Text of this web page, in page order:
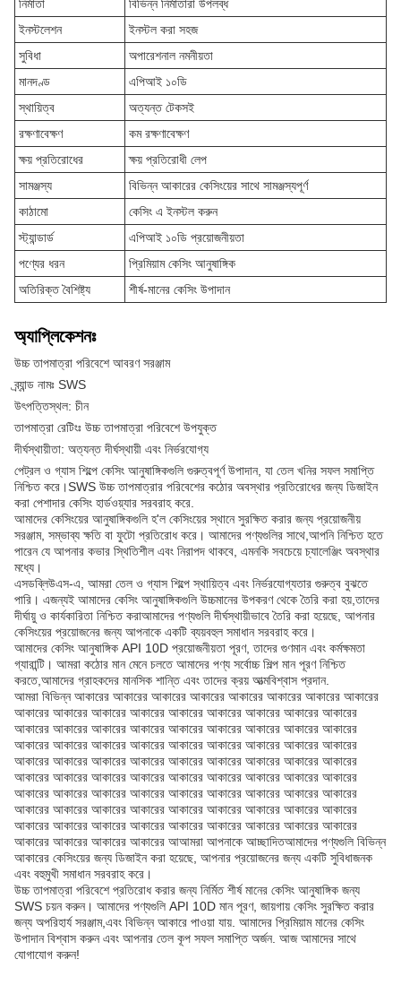
নির্মাতা
বিভিন্ন নির্মাতারা উপলব্ধ
ইনস্টলেশন
ইনস্টল করা সহজ
সুবিধা
অপারেশনাল নমনীয়তা
মানদণ্ড
এপিআই ১০ডি
স্থায়িত্ব
অত্যন্ত টেকসই
রক্ষণাবেক্ষণ
কম রক্ষণাবেক্ষণ
ক্ষয় প্রতিরোধের
ক্ষয় প্রতিরোধী লেপ
সামঞ্জস্য
বিভিন্ন আকারের কেসিংয়ের সাথে সামঞ্জস্যপূর্ণ
কাঠামো
কেসিং এ ইনস্টল করুন
স্ট্যান্ডার্ড
এপিআই ১০ডি প্রয়োজনীয়তা
পণ্যের ধরন
প্রিমিয়াম কেসিং আনুষাঙ্গিক
অতিরিক্ত বৈশিষ্ট্য
শীর্ষ-মানের কেসিং উপাদান
অ্যাপ্লিকেশনঃ
উচ্চ তাপমাত্রা পরিবেশে আবরণ সরঞ্জাম
ব্র্যান্ড নামঃ SWS
উৎপত্তিস্থল: চীন
তাপমাত্রা রেটিংঃ উচ্চ তাপমাত্রা পরিবেশে উপযুক্ত
দীর্ঘস্থায়ীতা: অত্যন্ত দীর্ঘস্থায়ী এবং নির্ভরযোগ্য
পেট্রল ও গ্যাস শিল্পে কেসিং আনুষাঙ্গিকগুলি গুরুত্বপূর্ণ উপাদান, যা তেল খনির সফল সমাপ্তি
নিশ্চিত করে।SWS উচ্চ তাপমাত্রার পরিবেশের কঠোর অবস্থার প্রতিরোধের জন্য ডিজাইন
করা পেশাদার কেসিং হার্ডওয়্যার সরবরাহ করে.
আমাদের কেসিংয়ের আনুষাঙ্গিকগুলি হ'ল কেসিংয়ের স্থানে সুরক্ষিত করার জন্য প্রয়োজনীয়
সরঞ্জাম, সম্ভাব্য ক্ষতি বা ফুটো প্রতিরোধ করে। আমাদের পণ্যগুলির সাথে,আপনি নিশ্চিত হতে
পারেন যে আপনার কভার স্থিতিশীল এবং নিরাপদ থাকবে, এমনকি সবচেয়ে চ্যালেঞ্জিং অবস্থার
মধ্যে।
এসডব্লিউএস-এ, আমরা তেল ও গ্যাস শিল্পে স্থায়িত্ব এবং নির্ভরযোগ্যতার গুরুত্ব বুঝতে
পারি। এজন্যই আমাদের কেসিং আনুষাঙ্গিকগুলি উচ্চমানের উপকরণ থেকে তৈরি করা হয়,তাদের
দীর্ঘায়ু ও কার্যকারিতা নিশ্চিত করাআমাদের পণ্যগুলি দীর্ঘস্থায়ীভাবে তৈরি করা হয়েছে, আপনার
কেসিংয়ের প্রয়োজনের জন্য আপনাকে একটি ব্যয়বহুল সমাধান সরবরাহ করে।
আমাদের কেসিং আনুষাঙ্গিক API 10D প্রয়োজনীয়তা পূরণ, তাদের গুণমান এবং কর্মক্ষমতা
গ্যারান্টি। আমরা কঠোর মান মেনে চলতে আমাদের পণ্য সর্বোচ্চ শিল্প মান পূরণ নিশ্চিত
করতে,আমাদের গ্রাহকদের মানসিক শান্তি এবং তাদের ক্রয় আত্মবিশ্বাস প্রদান.
আমরা বিভিন্ন আকারের আকারের আকারের আকারের আকারের আকারের আকারের আকারের
আকারের আকারের আকারের আকারের আকারের আকারের আকারের আকারের আকারের
আকারের আকারের আকারের আকারের আকারের আকারের আকারের আকারের আকারের
আকারের আকারের আকারের আকারের আকারের আকারের আকারের আকারের আকারের
আকারের আকারের আকারের আকারের আকারের আকারের আকারের আকারের আকারের
আকারের আকারের আকারের আকারের আকারের আকারের আকারের আকারের আকারের
আকারের আকারের আকারের আকারের আকারের আকারের আকারের আকারের আকারের
আকারের আকারের আকারের আকারের আকারের আকারের আকারের আকারের আকারের
আকারের আকারের আকারের আকারের আকারের আকারের আকারের আকারের আকারের
আকারের আকারের আকারের আকারের আআমরা আপনাকে আচ্ছাদিতআমাদের পণ্যগুলি বিভিন্ন
আকারের কেসিংয়ের জন্য ডিজাইন করা হয়েছে, আপনার প্রয়োজনের জন্য একটি সুবিধাজনক
এবং বহুমুখী সমাধান সরবরাহ করে।
উচ্চ তাপমাত্রা পরিবেশে প্রতিরোধ করার জন্য নির্মিত শীর্ষ মানের কেসিং আনুষাঙ্গিক জন্য
SWS চয়ন করুন। আমাদের পণ্যগুলি API 10D মান পূরণ, জায়গায় কেসিং সুরক্ষিত করার
জন্য অপরিহার্য সরঞ্জাম,এবং বিভিন্ন আকারে পাওয়া যায়. আমাদের প্রিমিয়াম মানের কেসিং
উপাদান বিশ্বাস করুন এবং আপনার তেল কূপ সফল সমাপ্তি অর্জন. আজ আমাদের সাথে
যোগাযোগ করুন!